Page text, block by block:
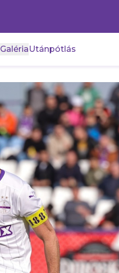
GalériaUtánpótlás